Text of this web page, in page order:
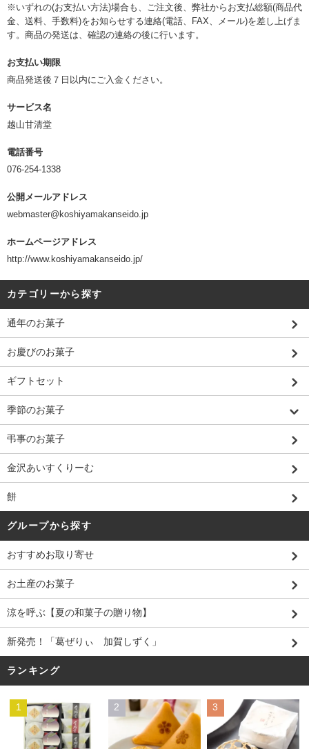
※いずれの(お支払い方法)場合も、ご注文後、弊社からお支払総額(商品代
金、送料、手数料)をお知らせする連絡(電話、FAX、メール)を差し上げま
す。商品の発送は、確認の連絡の後に行います。
お支払い期限
商品発送後７日以内にご入金ください。
サービス名
越山甘清堂
電話番号
076-254-1338
公開メールアドレス
webmaster@koshiyamakanseido.jp
ホームページアドレス
http://www.koshiyamakanseido.jp/
カテゴリーから探す
通年のお菓子
お慶びのお菓子
ギフトセット
季節のお菓子
弔事のお菓子
金沢あいすくりーむ
餅
グループから探す
おすすめお取り寄せ
お土産のお菓子
涼を呼ぶ【夏の和菓子の贈り物】
新発売！「葛ぜりぃ 加賀しずく」
ランキング
1 2 3